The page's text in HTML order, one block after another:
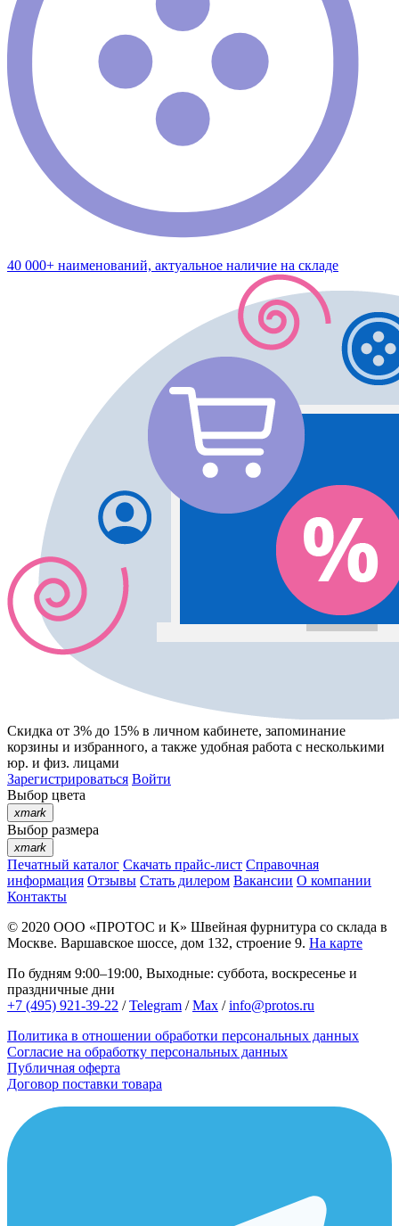
40 000+ наименований, актуальное наличие на складе
Скидка от 3% до 15% в личном кабинете, запоминание
корзины и избранного, а также удобная работа с несколькими
юр. и физ. лицами
Зарегистрироваться Войти
Выбор цвета
xmark
Выбор размера
xmark
Печатный каталог Скачать прайс-лист Справочная
информация Отзывы Стать дилером Вакансии О компании
Контакты
© 2020 ООО «ПРОТОС и К» Швейная фурнитура со склада в
Москве. Варшавское шоссе, дом 132, строение 9. На карте
По будням 9:00–19:00, Выходные: суббота, воскресенье и
праздничные дни
+7 (495) 921-39-22 /Telegram /Max /info@protos.ru
Политика в отношении обработки персональных данных
Согласие на обработку персональных данных
Публичная оферта
Договор поставки товара